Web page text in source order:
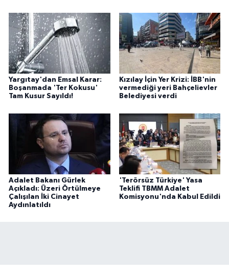
Yargıtay'dan Emsal Karar:
Boşanmada 'Ter Kokusu'
Tam Kusur Sayıldı!
Kızılay İçin Yer Krizi: İBB'nin
vermediği yeri Bahçelievler
Belediyesi verdi
Adalet Bakanı Gürlek
Açıkladı: Üzeri Örtülmeye
Çalışılan İki Cinayet
Aydınlatıldı
'Terörsüz Türkiye' Yasa
Teklifi TBMM Adalet
Komisyonu'nda Kabul Edildi